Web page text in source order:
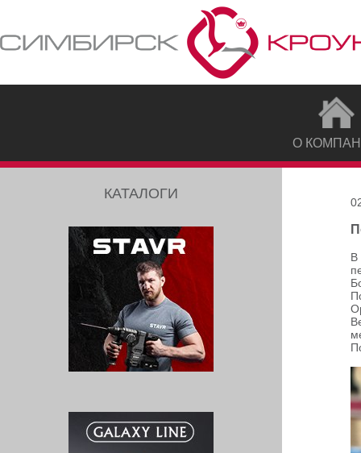
О
КАТАЛОГИ
В